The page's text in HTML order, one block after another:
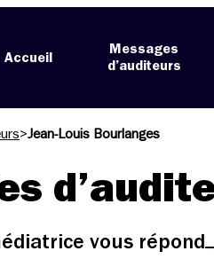
Accueil
Messages
d’auditeurs
>Jean-Louis Bourlanges
vous répond